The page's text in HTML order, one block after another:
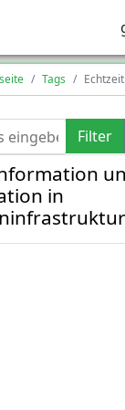
Tags
Filter
in